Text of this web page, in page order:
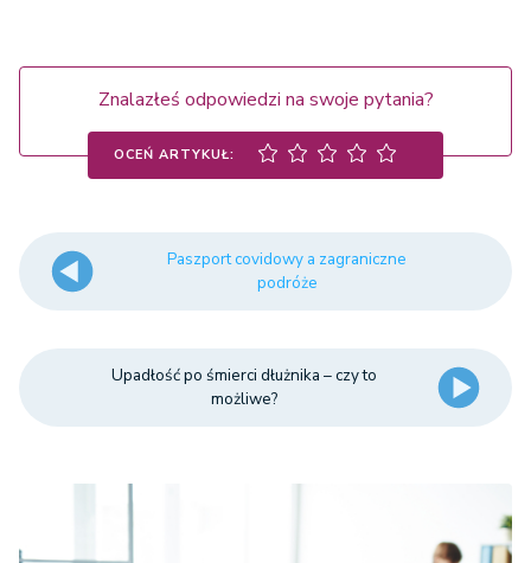
Znalazłeś odpowiedzi na swoje pytania?
OCEŃ ARTYKUŁ:
Paszport covidowy a zagraniczne
podróże
Upadłość po śmierci dłużnika – czy to
możliwe?